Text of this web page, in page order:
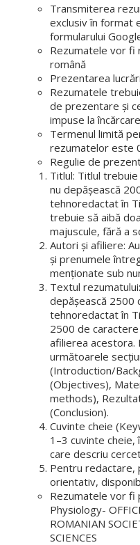
Transmiterea
exclusiv în format
formularului
Rezumatele vor fi
română
Prezentarea
Rezumatele
de prezentare și
impuse la
Termenul limită
rezumatelor este
Regulie de
Titlul: Titlul
nu depășească
tehnoredactat în
trebuie să aibă
majuscule, fără a
Autori și afiliere:
și prenumele
menționate sub
Textul
depășească 2500
tehnoredactat în
2500 de
afilierea acestora.
următoarele
(Introduction/
(Objectives),
methods),
(Conclusion).
Cuvinte cheie
1–3 cuvinte cheie,
care descriu
Pentru redactare,
orientativ,
Rezumatele vor fi
Physiology-
ROMANIAN
SCIENCES